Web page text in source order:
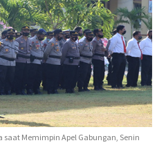
saat Memimpin Apel Gabungan, Senin